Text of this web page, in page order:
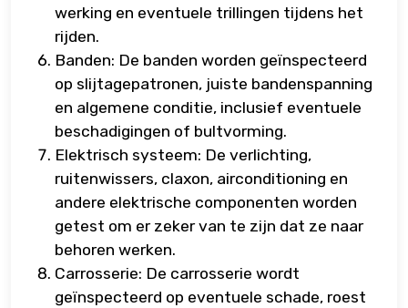
werking en eventuele trillingen tijdens het
rijden.
Banden: De banden worden geïnspecteerd
op slijtagepatronen, juiste bandenspanning
en algemene conditie, inclusief eventuele
beschadigingen of bultvorming.
Elektrisch systeem: De verlichting,
ruitenwissers, claxon, airconditioning en
andere elektrische componenten worden
getest om er zeker van te zijn dat ze naar
behoren werken.
Carrosserie: De carrosserie wordt
geïnspecteerd op eventuele schade, roest